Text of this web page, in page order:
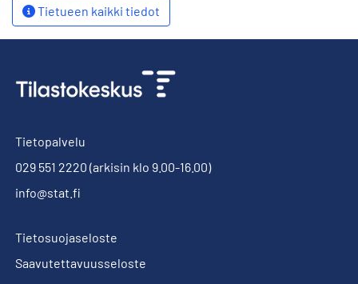
Tietueen kaikki tiedot
Tietopalvelu
029 551 2220 (arkisin klo 9.00-16.00)
info@stat.fi
Tietosuojaseloste
Saavutettavuusseloste